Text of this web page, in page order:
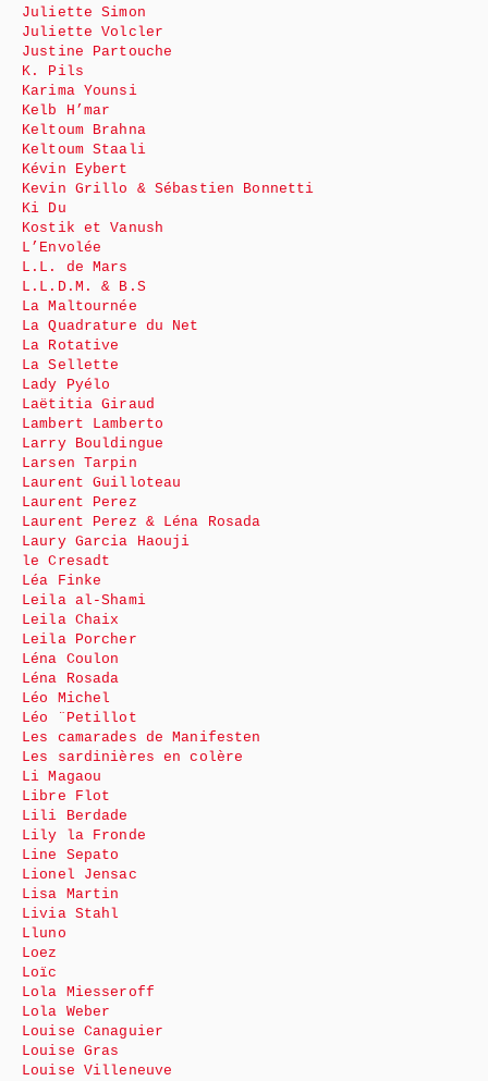
Juliette Simon
Juliette Volcler
Justine Partouche
K. Pils
Karima Younsi
Kelb H’mar
Keltoum Brahna
Keltoum Staali
Kévin Eybert
Kevin Grillo & Sébastien Bonnetti
Ki Du
Kostik et Vanush
L’Envolée
L.L. de Mars
L.L.D.M. & B.S
La Maltournée
La Quadrature du Net
La Rotative
La Sellette
Lady Pyélo
Laëtitia Giraud
Lambert Lamberto
Larry Bouldingue
Larsen Tarpin
Laurent Guilloteau
Laurent Perez
Laurent Perez & Léna Rosada
Laury Garcia Haouji
le Cresadt
Léa Finke
Leila al-Shami
Leila Chaix
Leila Porcher
Léna Coulon
Léna Rosada
Léo Michel
Léo ¨Petillot
Les camarades de Manifesten
Les sardinières en colère
Li Magaou
Libre Flot
Lili Berdade
Lily la Fronde
Line Sepato
Lionel Jensac
Lisa Martin
Livia Stahl
Lluno
Loez
Loïc
Lola Miesseroff
Lola Weber
Louise Canaguier
Louise Gras
Louise Villeneuve